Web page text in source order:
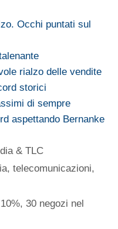
Occhi puntati sul
rialzo delle vendite
storici
di sempre
aspettando Bernanke
& TLC
,telecomunicazioni,
30 negozi nel